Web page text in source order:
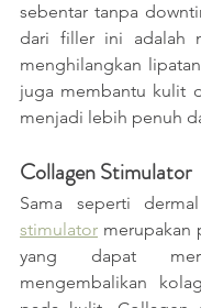
sebentar tanpa
dari filler ini adalah
menghilangkan
juga membantu kulit
menjadi lebih penuh
Collagen Stimulator
Sama seperti
stimulator merupakan
yang dapat
mengembalikan